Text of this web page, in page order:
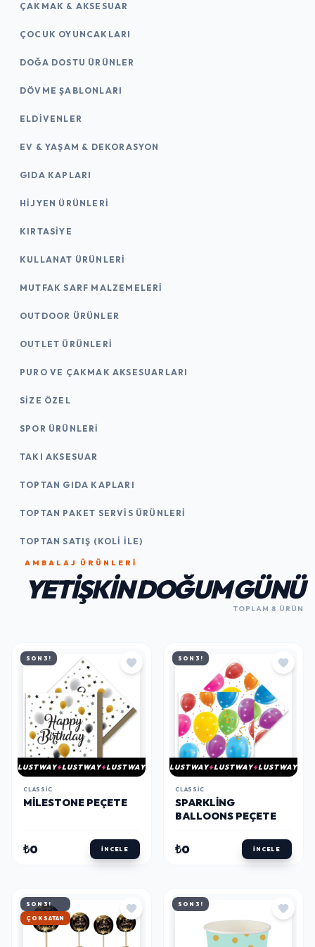
ÇAKMAK & AKSESUAR
ÇOCUK OYUNCAKLARI
DOĞA DOSTU ÜRÜNLER
DÖVME ŞABLONLARI
ELDIVENLER
EV & YAŞAM & DEKORASYON
GIDA KAPLARI
HIJYEN ÜRÜNLERI
KIRTASİYE
KULLANAT ÜRÜNLERI
MUTFAK SARF MALZEMELERI
OUTDOOR ÜRÜNLER
OUTLET ÜRÜNLERI
PURO VE ÇAKMAK AKSESUARLARI
SIZE ÖZEL
SPOR ÜRÜNLERI
TAKI AKSESUAR
TOPTAN GIDA KAPLARI
TOPTAN PAKET SERVIS ÜRÜNLERI
TOPTAN SATIŞ (KOLI İLE)
AMBALAJ ÜRÜNLERI
YETIŞKIN DOĞUM GÜNÜ
TOPLAM 8 ÜRÜN
SON 3!
LUSTWAY LUSTWAY LUSTWAY
CLASSIC
MILESTONE PEÇETE
₺0 İNCELE
SON 3!
LUSTWAY LUSTWAY LUSTWAY
CLASSIC
SPARKLING
BALLOONS PEÇETE
₺0 İNCELE
SON 3!
ÇOK SATAN
SON 3!